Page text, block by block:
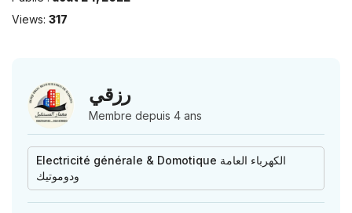
Views: 317
رزقي
Membre depuis 4 ans
Electricité générale & Domotique الكهرباء العامة
ودوموتيك